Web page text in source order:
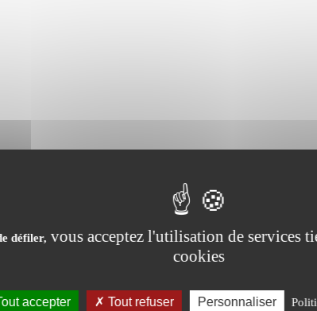
défiler, vous acceptez l'utilisation de services
cookies
accepter Tout refuser Personnaliser